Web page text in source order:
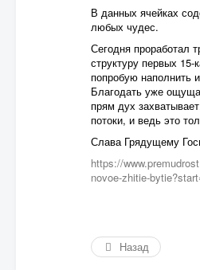
В данных ячейках
любых чудес.
Сегодня проработал
структуру первых
попробую наполнить
Благодать уже
прям дух
потоки, и ведь это
Слава Грядущему
https://
novoe-zhitie-
Назад